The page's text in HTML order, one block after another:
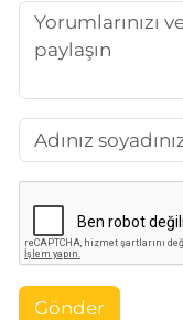
Gönder